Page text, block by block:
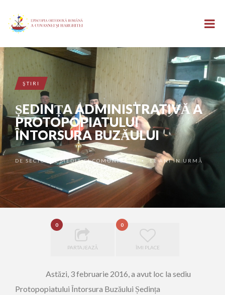
ŞTIRI
ȘEDINȚA ADMINISTRATIVĂ A
PROTOPOPIATULUI
ÎNTORSURA BUZĂULUI
DE SECTORUL MEDIA ȘI COMUNICAȚII • 11 ANI ÎN URMĂ
0
PARTAJEAZĂ
0
ÎMI PLACE
Astăzi, 3 februarie 2016, a avut loc la sediu
Protopopiatului Întorsura Buzăului Ședința